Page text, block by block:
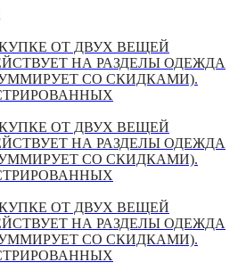
ОТ ДВУХ ВЕЩЕЙ
НА РАЗДЕЛЫ ОДЕЖДА
СО СКИДКАМИ).
ОТ ДВУХ ВЕЩЕЙ
НА РАЗДЕЛЫ ОДЕЖДА
СО СКИДКАМИ).
ОТ ДВУХ ВЕЩЕЙ
НА РАЗДЕЛЫ ОДЕЖДА
СО СКИДКАМИ).